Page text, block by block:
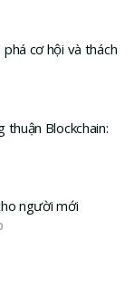
cơ hội và thách
thuận Blockchain:
người mới